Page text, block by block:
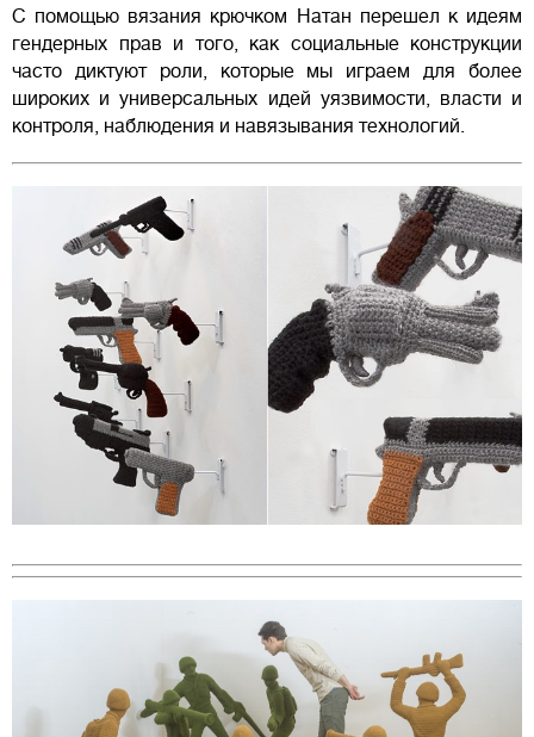
С помощью вязания крючком Натан перешел к идеям
гендерных прав и того, как социальные конструкции
часто диктуют роли, которые мы играем для более
широких и универсальных идей уязвимости, власти и
контроля, наблюдения и навязывания технологий.